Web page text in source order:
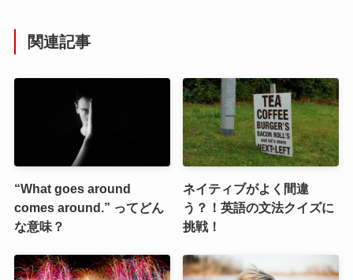
関連記事
“What goes around
comes around.” ってどん
な意味？
ネイティブがよく間違
う？！英語の文法クイズに
挑戦！